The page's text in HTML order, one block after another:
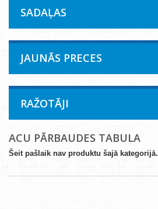
SADAĻAS
JAUNĀS PRECES
RAŽOTĀJI
ACU PĀRBAUDES TABULA
Šeit pašlaik nav produktu šajā kategorijā.